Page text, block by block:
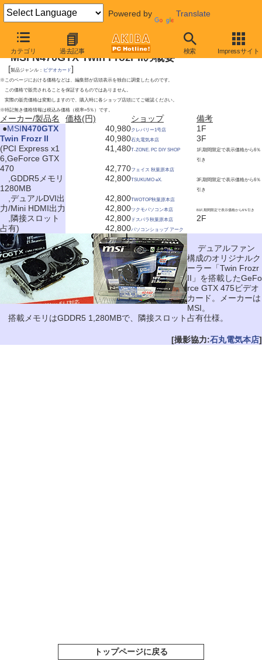
Powered by Translate
カテゴリ 過去記事 検索 Impressサイト
2010年7月10日号
MSI N470GTX Twin Frozr IIの概要
[製品ジャンル： ビデオカード]
※このページにおける価格などは、編集部が店頭表示を独自に調査したものです。
この価格で販売されることを保証するものではありません。
実際の販売価格は変動しますので、購入時に各ショップ店頭にてご確認ください。
※特記無き価格情報は税込み価格（税率=5％）です。
メーカー/製品名 価格(円) ショップ
備考
●MSIN470GTX
Twin Frozr II
(PCI Express x1
6,GeForce GTX
470
,GDDR5メモリ
1280MB
,デュアルDVI出
力/Mini HDMI出力
,隣接スロット
占有)
40,980クレバリー1号店
1F
40,980石丸電気本店
3F
41,480T-ZONE. PC DIY SHOP
1F,期間限定で表示価格から6％
引き
42,770フェイス 秋葉原本店
42,800TSUKUMO eX.
3F,期間限定で表示価格から6％
引き
42,800TWOTOP秋葉原本店
42,800ツクモパソコン本店 B1F,期間限定で表示価格から6％引き
42,800 ドスパラ秋葉原本店
2F
42,800パソコンショップ アーク
デュアルファン
構成のオリジナルク
ーラー「Twin Frozr
II」を搭載したGeFo
rce GTX 475ビデオ
カード。メーカーは
MSI。
搭載メモリはGDDR5 1,280MBで、隣接スロット占有仕様。
[撮影協力:石丸電気本店]
トップページに戻る